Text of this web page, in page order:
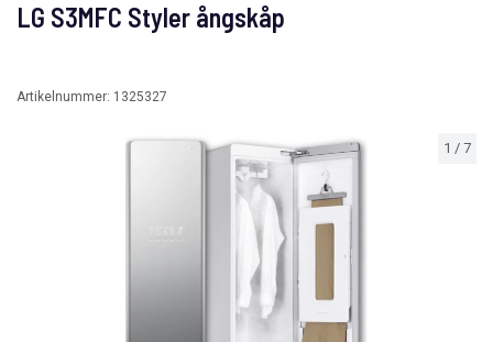
1 / 7
LG S3MFC Styler ångskåp
Artikelnummer: 1325327